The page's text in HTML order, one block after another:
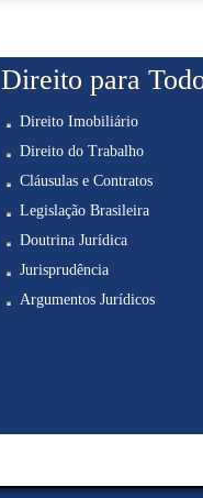
Direito para
Direito Imobiliário
Direito do Trabalho
Cláusulas e Contratos
Legislação Brasileira
Doutrina Jurídica
Jurisprudência
Argumentos Jurídicos